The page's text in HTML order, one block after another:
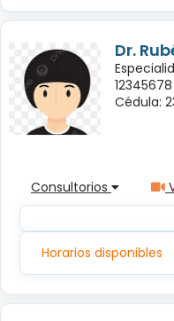
Dr.
Cédula:
Consultorios
Horarios disponibles